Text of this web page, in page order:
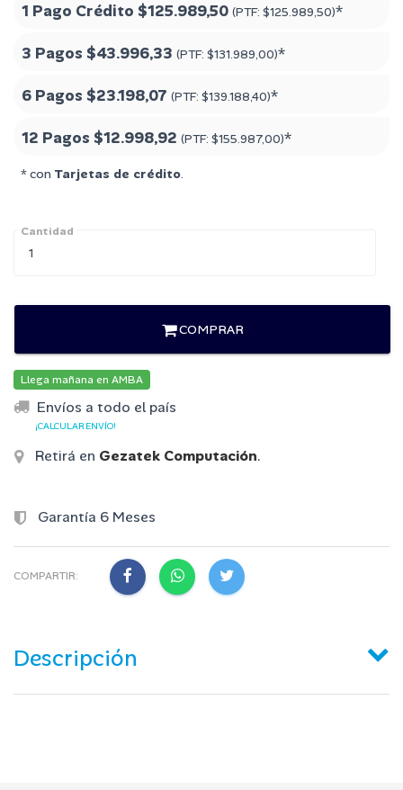
1 Pago Crédito $125.989,50 (PTF: $125.989,50)*
3 Pagos $43.996,33 (PTF: $131.989,00)*
6 Pagos $23.198,07 (PTF: $139.188,40)*
12 Pagos $12.998,92 (PTF: $155.987,00)*
* con Tarjetas de crédito.
Cantidad
COMPRAR
Llega mañana en AMBA
Envíos a todo el país
¡CALCULAR ENVÍO!
Retirá en Gezatek Computación.
Garantía 6 Meses
COMPARTIR:
Descripción